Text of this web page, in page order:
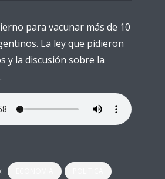
para vacunar más de 10
La ley que pidieron
y la discusión sobre la